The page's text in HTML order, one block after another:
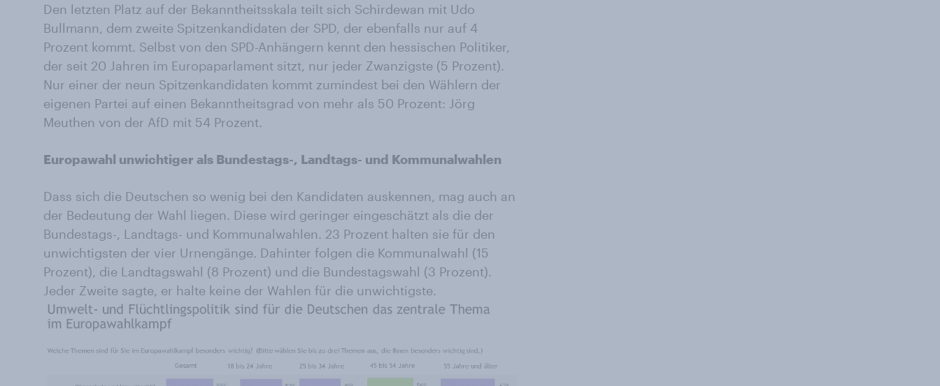
Den letzten Platz auf der Bekanntheitsskala teilt sich Schirdewan mit Udo
Bullmann, dem zweite Spitzenkandidaten der SPD, der ebenfalls nur auf 4
Prozent kommt. Selbst von den SPD-Anhängern kennt den hessischen Politiker,
der seit 20 Jahren im Europaparlament sitzt, nur jeder Zwanzigste (5 Prozent).
Nur einer der neun Spitzenkandidaten kommt zumindest bei den Wählern der
eigenen Partei auf einen Bekanntheitsgrad von mehr als 50 Prozent: Jörg
Meuthen von der AfD mit 54 Prozent.
Europawahl unwichtiger als Bundestags-, Landtags- und Kommunalwahlen
Dass sich die Deutschen so wenig bei den Kandidaten auskennen, mag auch an
der Bedeutung der Wahl liegen. Diese wird geringer eingeschätzt als die der
Bundestags-, Landtags- und Kommunalwahlen. 23 Prozent halten sie für den
unwichtigsten der vier Urnengänge. Dahinter folgen die Kommunalwahl (15
Prozent), die Landtagswahl (8 Prozent) und die Bundestagswahl (3 Prozent).
Jeder Zweite sagte, er halte keine der Wahlen für die unwichtigste.